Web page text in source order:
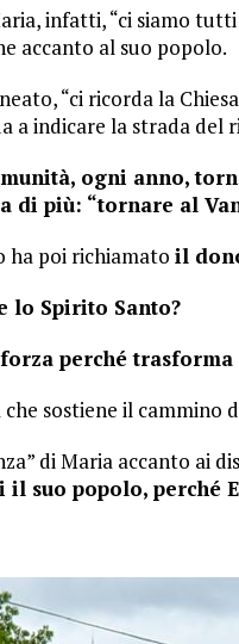
infatti, “ci siamo
accanto al suo popolo.
“ci ricorda la
a indicare la strada del
ogni anno,
di più: “tornare al
ha poi richiamato il
lo Spirito Santo?
perché trasforma
sostiene il cammino
di Maria accanto ai
il suo popolo,